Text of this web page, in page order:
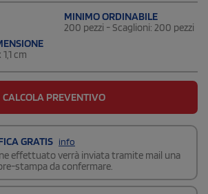
MINIMO ORDINABILE
200 pezzi - Scaglioni: 200 pezzi
1,1 cm
CALCOLA PREVENTIVO
GRATIS info
effettuato verrà inviata tramite mail una
stampa da confermare.